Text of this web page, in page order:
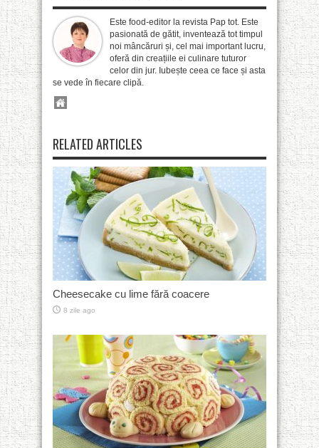
Este food-editor la revista Pap tot. Este
pasionată de gătit, inventează tot timpul
noi mâncăruri și, cel mai important lucru,
oferă din creațiile ei culinare tuturor
celor din jur. Iubește ceea ce face și asta
se vede în fiecare clipă.
RELATED ARTICLES
Cheesecake cu lime fără coacere
8 zile ago